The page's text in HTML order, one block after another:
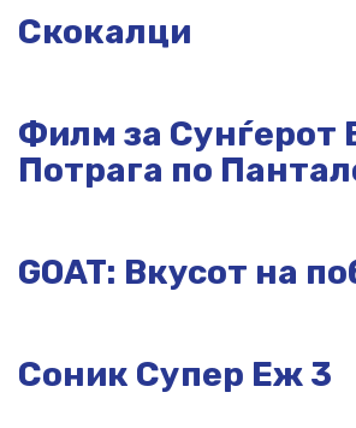
Скокалци
Филм за Сунѓерот
Потрага по
GOAT: Вкусот на
Соник Супер Еж 3